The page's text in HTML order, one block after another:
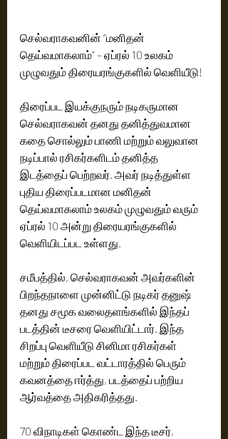
செல்வராகவனின் “மனிதன்
தெய்வமாகலாம்” – ஏப்ரல் 10 உலகம்
முழுவதும் திரையரங்குகளில் வெளியீடு!
திரைப்பட இயக்குநரும் நடிகருமான
செல்வராகவன் தனது தனித்துவமான
கதை சொல்லும் பாணி மற்றும் வலுவான
நடிப்பால் ரசிகர்களிடம் தனித்த
இடத்தைப் பெற்றவர். அவர் நடித்துள்ள
புதிய திரைப்படமான மனிதன்
தெய்வமாகலாம் உலகம் முழுவதும் வரும்
ஏப்ரல் 10 அன்று திரையரங்குகளில்
வெளியிடப்பட உள்ளது.
சமீபத்தில், செல்வராகவன் அவர்களின்
பிறந்தநாளை முன்னிட்டு நடிகர் தனுஷ்
தனது சமூக வலைதளங்களில் இந்தப்
படத்தின் டீசரை வெளியிட்டார். இந்த
சிறப்பு வெளியீடு சினிமா ரசிகர்கள்
மற்றும் திரைப்பட வட்டாரத்தில் பெரும்
கவனத்தை ஈர்த்து, படத்தைப் பற்றிய
ஆர்வத்தை அதிகரித்தது.
70 விநாடிகள் கொண்ட இந்த டீசர்,